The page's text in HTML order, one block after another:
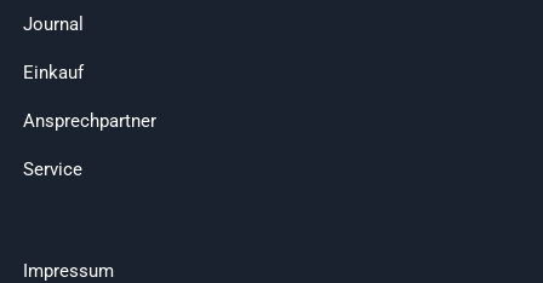
Journal
Einkauf
Ansprechpartner
Service
Impressum